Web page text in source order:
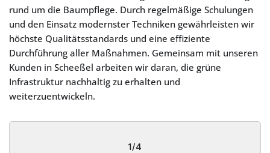
rund um die Baumpflege. Durch regelmäßige Schulungen
und den Einsatz modernster Techniken gewährleisten wir
höchste Qualitätsstandards und eine effiziente
Durchführung aller Maßnahmen. Gemeinsam mit unseren
Kunden in Scheeßel arbeiten wir daran, die grüne
Infrastruktur nachhaltig zu erhalten und
weiterzuentwickeln.
1/4